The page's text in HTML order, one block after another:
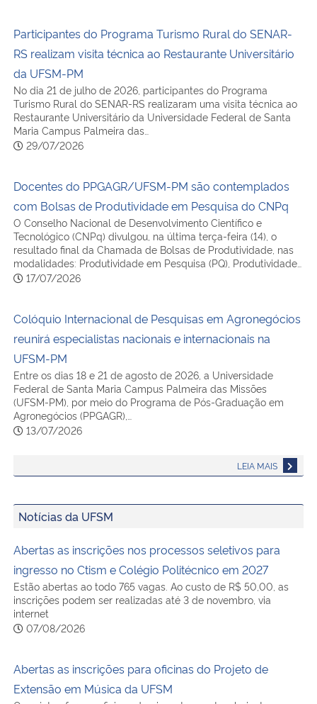
Participantes do Programa Turismo Rural do SENAR-
RS realizam visita técnica ao Restaurante Universitário
da UFSM-PM
No dia 21 de julho de 2026, participantes do Programa
Turismo Rural do SENAR-RS realizaram uma visita técnica ao
Restaurante Universitário da Universidade Federal de Santa
Maria Campus Palmeira das…
29/07/2026
Docentes do PPGAGR/UFSM-PM são contemplados
com Bolsas de Produtividade em Pesquisa do CNPq
O Conselho Nacional de Desenvolvimento Científico e
Tecnológico (CNPq) divulgou, na última terça-feira (14), o
resultado final da Chamada de Bolsas de Produtividade, nas
modalidades: Produtividade em Pesquisa (PQ), Produtividade…
17/07/2026
Colóquio Internacional de Pesquisas em Agronegócios
reunirá especialistas nacionais e internacionais na
UFSM-PM
Entre os dias 18 e 21 de agosto de 2026, a Universidade
Federal de Santa Maria Campus Palmeira das Missões
(UFSM-PM), por meio do Programa de Pós-Graduação em
Agronegócios (PPGAGR),…
13/07/2026
LEIA MAIS
Notícias da UFSM
Abertas as inscrições nos processos seletivos para
ingresso no Ctism e Colégio Politécnico em 2027
Estão abertas ao todo 765 vagas. Ao custo de R$ 50,00, as
inscrições podem ser realizadas até 3 de novembro, via
internet
07/08/2026
Abertas as inscrições para oficinas do Projeto de
Extensão em Música da UFSM